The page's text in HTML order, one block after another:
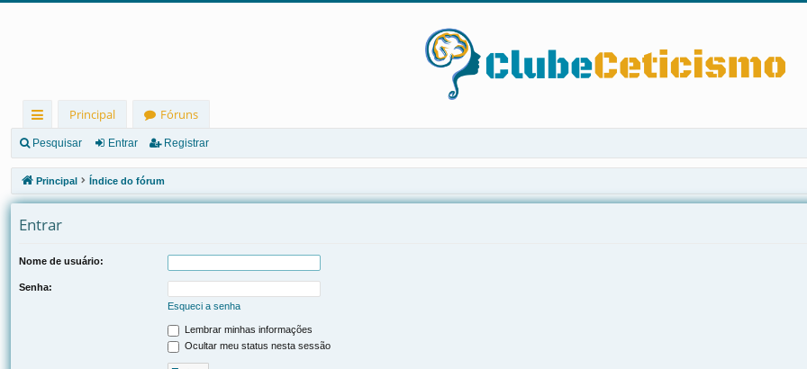
in
ks
rá
pi
os
Principal
Fóruns
Pesquisar Entrar Registrar
Principal Índice do fórum
Entrar
Nome de usuário:
Senha:
Esqueci a senha
Lembrar minhas informações
Ocultar meu status nesta sessão